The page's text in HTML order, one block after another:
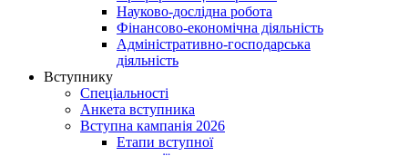
Науково-дослідна робота
Фінансово-економічна діяльність
Адміністративно-господарська
діяльність
Вступнику
Спеціальності
Анкета вступника
Вступна кампанія 2026
Етапи вступної